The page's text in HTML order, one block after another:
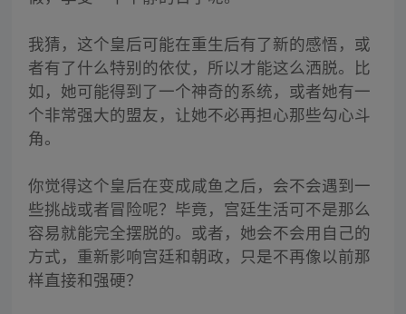
我猜，这个皇后可能在重生后有了新的感悟，或
者有了什么特别的依仗，所以才能这么洒脱。比
如，她可能得到了一个神奇的系统，或者她有一
个非常强大的盟友，让她不必再担心那些勾心斗
角。
你觉得这个皇后在变成咸鱼之后，会不会遇到一
些挑战或者冒险呢？毕竟，宫廷生活可不是那么
容易就能完全摆脱的。或者，她会不会用自己的
方式，重新影响宫廷和朝政，只是不再像以前那
样直接和强硬？